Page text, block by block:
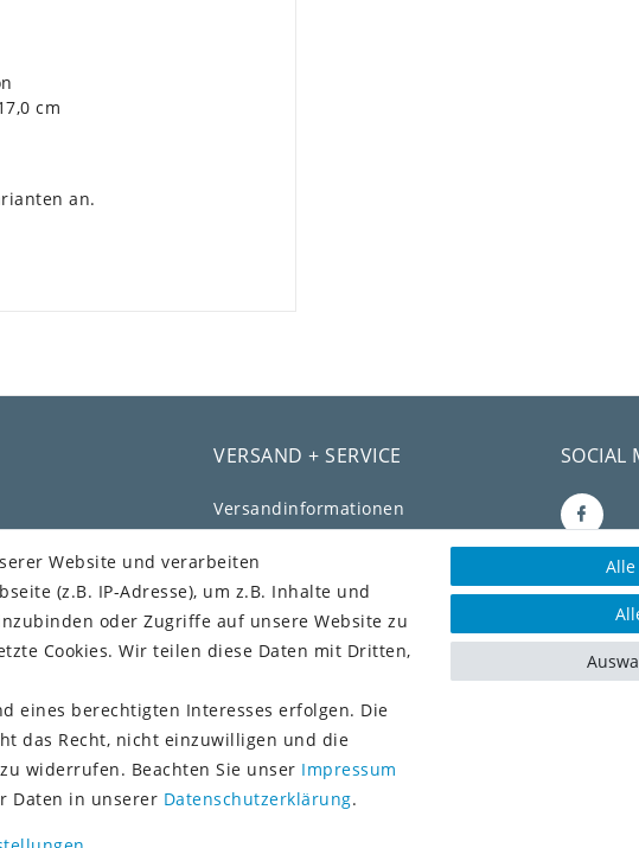
cm
an.
VERSAND + SERVICE
Versandinformationen
Rückgabeinformationen
Zahlungsinformationen
Paypal
Kauf auf Rechnung (Paypalservice)
Lastschrift (Paypalservice)
Kreditkarte (Paypalservice)
SOCIAL
Website und verarbeiten
(z.B. IP-Adresse), um z.B. Inhalte und
oder Zugriffe auf unsere Website zu
Cookies. Wir teilen diese Daten mit Dritten,
eines berechtigten Interesses erfolgen. Die
das Recht, nicht einzuwilligen und die
widerrufen. Beachten Sie unser Impressum
Daten in unserer Daten­schutz­erklärung.